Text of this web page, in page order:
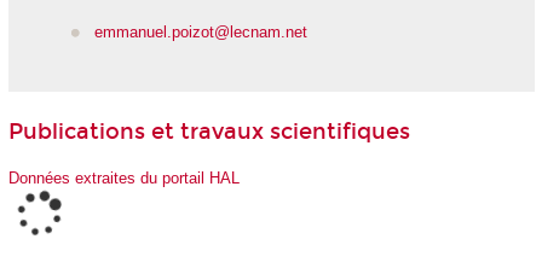
emmanuel.poizot@lecnam.net
Publications et travaux scientifiques
Données extraites du portail HAL